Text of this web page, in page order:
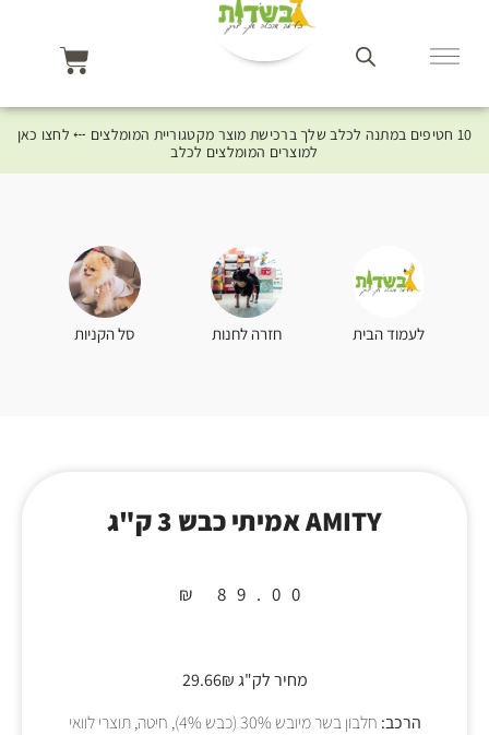
10 חטיפים במתנה לכלב שלך ברכישת מוצר מקטגוריית המומלצים ⤎ לחצו כאן
למוצרים המומלצים לכלב
לעמוד הבית חזרה לחנות סל הקניות
AMITY אמיתי כבש 3 ק"ג
₪ 89.00
מחיר לק"ג 29.66₪
הרכב:
חלבון בשר מיובש 30% (כבש 4%), חיטה, תוצרי לוואי